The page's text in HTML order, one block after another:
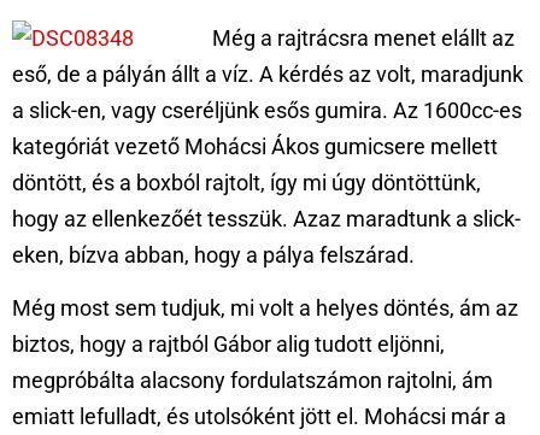
Még a rajtrácsra menet elállt az
eső, de a pályán állt a víz. A kérdés az volt, maradjunk
a slick-en, vagy cseréljünk esős gumira. Az 1600cc-es
kategóriát vezető Mohácsi Ákos gumicsere mellett
döntött, és a boxból rajtolt, így mi úgy döntöttünk,
hogy az ellenkezőét tesszük. Azaz maradtunk a slick-
eken, bízva abban, hogy a pálya felszárad.
Még most sem tudjuk, mi volt a helyes döntés, ám az
biztos, hogy a rajtból Gábor alig tudott eljönni,
megpróbálta alacsony fordulatszámon rajtolni, ám
emiatt lefulladt, és utolsóként jött el. Mohácsi már a